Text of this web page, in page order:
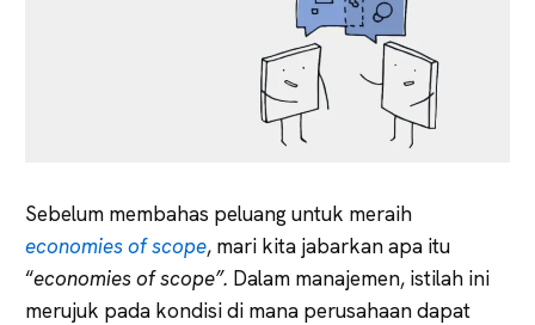
Sebelum membahas peluang untuk meraih
economies of scope, mari kita jabarkan apa itu
“economies of scope”. Dalam manajemen, istilah ini
merujuk pada kondisi di mana perusahaan dapat